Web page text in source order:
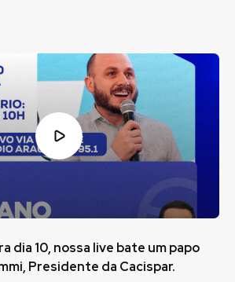
dia 10, nossa live bate um papo
Presidente da Cacispar.